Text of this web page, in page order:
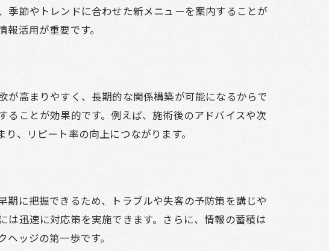
繋げる方法
にする方法
点
選定基準
するコツ
実現する
する方法
加に有効
季節やトレンドに合わせた新メニューを案内することが
活用が重要です。
高まりやすく、長期的な関係構築が可能になるからで
ことが効果的です。例えば、施術後のアドバイスや次
、リピート率の向上につながります。
に把握できるため、トラブルや失客の予防策を講じや
迅速に対応策を実施できます。さらに、情報の蓄積は
ッジの第一歩です。